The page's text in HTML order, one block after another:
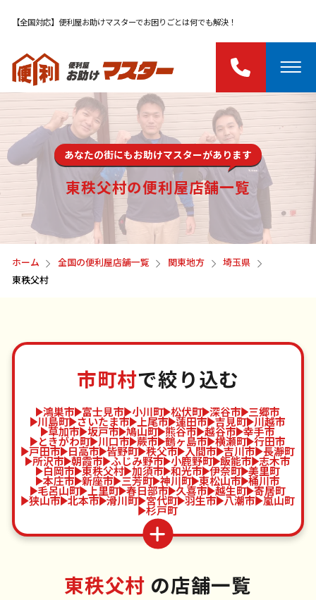
【全国対応】便利屋お助けマスターでお困りごとは何でも解決！
あなたの街にもお助けマスターがあります
東秩父村の便利屋店舗一覧
ホーム 全国の便利屋店舗一覧 関東地方
埼玉県
東秩父村
市町村で絞り込む
鴻巣市 富士見市 小川町 松伏町 深谷市 三郷市
川島町 さいたま市 上尾市 蓮田市 吉見町 川越市
草加市 坂戸市 鳩山町 熊谷市 越谷市 幸手市
ときがわ町 川口市 蕨市 鶴ヶ島市 横瀬町 行田市
戸田市 日高市 皆野町 秩父市 入間市 吉川市 長瀞町
所沢市 朝霞市 ふじみ野市 小鹿野町 飯能市 志木市
白岡市 東秩父村 加須市 和光市 伊奈町 美里町
本庄市 新座市 三芳町 神川町 東松山市 桶川市
毛呂山町 上里町 春日部市 久喜市 越生町 寄居町
狭山市 北本市 滑川町 宮代町 羽生市 八潮市 嵐山町
杉戸町
東秩父村 の店舗一覧